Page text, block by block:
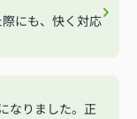
にも、快く対応
なりました。正